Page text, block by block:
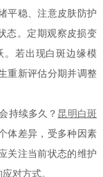
稳、注意皮肤防护
态。定期观察皮损变
。若出现白斑边缘模
重新评估分期并调整
持续多久？ 昆明白斑
体差异，受多种因素
关注当前状态的维护
对方式。